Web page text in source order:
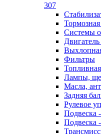
307
Системы
Фильтры
Лампы,
Масла,
Задняя
Рулевое
Подвеска
Подвеска